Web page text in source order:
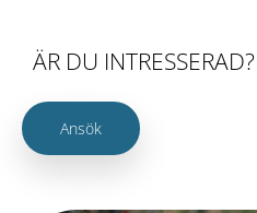
ÄR DU INTRESSERAD?
Ansök